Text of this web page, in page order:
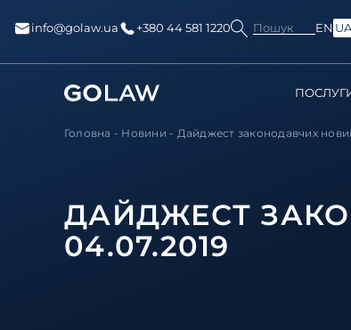
info@golaw.ua +380 44 581 1220 Пошук EN UA
Головна - Новини - Дайджест законодавчих
ДАЙДЖЕСТ
04.07.2019